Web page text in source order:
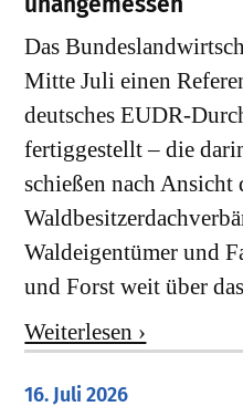
Das
Mitte Juli einen
deutsches EUDR-
fertiggestellt – die
schießen nach Ansicht
Waldeigentümer und
und Forst weit über
Weiterlesen ›
16. Juli 2026